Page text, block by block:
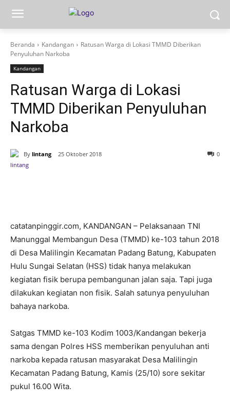
Beranda Kandangan
Ratusan Warga di Lokasi TMMD Diberikan
Penyuluhan Narkoba
Kandangan
Ratusan Warga di Lokasi
TMMD Diberikan Penyuluhan
Narkoba
By lintang 25 Oktober 2018 0
catatanpinggir.com, KANDANGAN – Pelaksanaan TNI
Manunggal Membangun Desa (TMMD) ke-103 tahun 2018
di Desa Malilingin Kecamatan Padang Batung, Kabupaten
Hulu Sungai Selatan (HSS) tidak hanya melakukan
kegiatan fisik berupa pembangunan jalan saja. Tapi juga
dilakukan kegiatan non fisik. Salah satunya penyuluhan
bahaya narkoba.
Satgas TMMD ke-103 Kodim 1003/Kandangan bekerja
sama dengan Polres HSS memberikan penyuluhan anti
narkoba kepada ratusan masyarakat Desa Malilingin
Kecamatan Padang Batung, Kamis (25/10) sore sekitar
pukul 16.00 Wita.